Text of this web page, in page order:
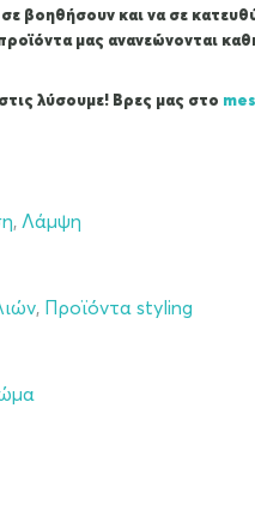
βοηθήσουν και να σε
μας ανανεώνονται
λύσουμε! Βρες μας στο
, Λάμψη
, Προϊόντα styling